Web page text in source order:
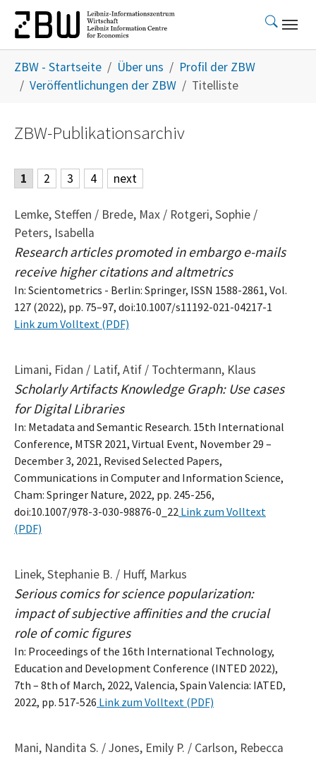
Skip to main content
ZBW - Startseite Über uns
Profil der ZBW
Veröffentlichungen der ZBW
Titelliste
ZBW-Publikationsarchiv
1 2 3 4 next
Lemke, Steffen / Brede, Max / Rotgeri, Sophie /
Peters, Isabella
Research articles promoted in embargo e-mails
receive higher citations and altmetrics
In: Scientometrics - Berlin: Springer, ISSN 1588-2861, Vol.
127 (2022), pp. 75–97, doi:10.1007/s11192-021-04217-1
Link zum Volltext (PDF)
Limani, Fidan / Latif, Atif / Tochtermann, Klaus
Scholarly Artifacts Knowledge Graph: Use cases
for Digital Libraries
In: Metadata and Semantic Research. 15th International
Conference, MTSR 2021, Virtual Event, November 29 –
December 3, 2021, Revised Selected Papers,
Communications in Computer and Information Science,
Cham: Springer Nature, 2022, pp. 245-256,
doi:10.1007/978-3-030-98876-0_22 Link zum Volltext
(PDF)
Linek, Stephanie B. / Huff, Markus
Serious comics for science popularization:
impact of subjective affinities and the crucial
role of comic figures
In: Proceedings of the 16th International Technology,
Education and Development Conference (INTED 2022),
7th – 8th of March, 2022, Valencia, Spain Valencia: IATED,
2022, pp. 517-526 Link zum Volltext (PDF)
Mani, Nandita S. / Jones, Emily P. / Carlson, Rebecca